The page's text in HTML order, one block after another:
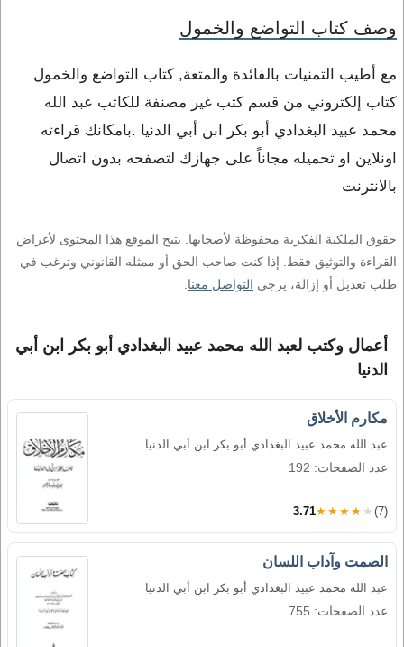
وصف كتاب التواضع والخمول
مع أطيب التمنيات بالفائدة والمتعة, كتاب التواضع والخمول
كتاب إلكتروني من قسم كتب غير مصنفة للكاتب عبد الله
محمد عبيد البغدادي أبو بكر ابن أبي الدنيا .بامكانك قراءته
اونلاين او تحميله مجاناً على جهازك لتصفحه بدون اتصال
بالانترنت
حقوق الملكية الفكرية محفوظة لأصحابها. يتيح الموقع هذا المحتوى لأغراض
القراءة والتوثيق فقط. إذا كنت صاحب الحق أو ممثله القانوني وترغب في
طلب تعديل أو إزالة، يرجى التواصل معنا
أعمال وكتب لعبد الله محمد عبيد البغدادي أبو بكر ابن أبي
الدنيا
مكارم الأخلاق
عبد الله محمد عبيد البغدادي أبو بكر ابن أبي الدنيا
عدد الصفحات: 192
3.71★★★★★ (7)
الصمت وآداب اللسان
عبد الله محمد عبيد البغدادي أبو بكر ابن أبي الدنيا
عدد الصفحات: 755